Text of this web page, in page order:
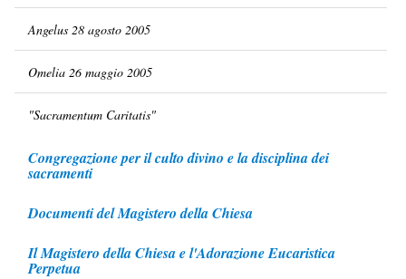
Angelus 28 agosto 2005
Omelia 26 maggio 2005
"Sacramentum Caritatis"
Congregazione per il culto divino e la disciplina dei
sacramenti
Documenti del Magistero della Chiesa
Il Magistero della Chiesa e l'Adorazione Eucaristica
Perpetua